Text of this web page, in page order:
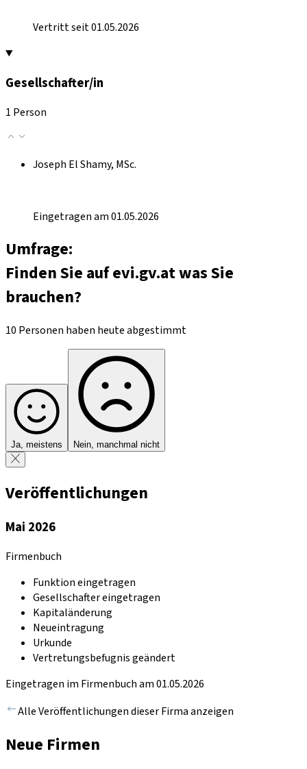
Vertritt seit 01.05.2026
Gesellschafter/in
1 Person
Joseph El Shamy, MSc.
Eingetragen am 01.05.2026
Umfrage:
Finden Sie auf evi.gv.at was Sie
brauchen?
10 Personen haben heute abgestimmt
Ja, meistens Nein, manchmal nicht
Veröffentlichungen
Mai 2026
Firmenbuch
Funktion eingetragen
Gesellschafter eingetragen
Kapitaländerung
Neueintragung
Urkunde
Vertretungsbefugnis geändert
Eingetragen im Firmenbuch am 01.05.2026
Alle Veröffentlichungen dieser Firma anzeigen
Neue Firmen